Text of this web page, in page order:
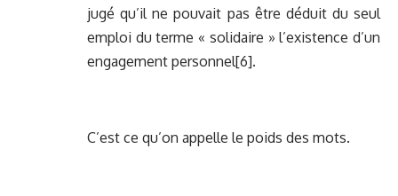
jugé qu’il ne pouvait pas être déduit du seul
emploi du terme « solidaire » l’existence d’un
engagement personnel[6].
C’est ce qu’on appelle le poids des mots.